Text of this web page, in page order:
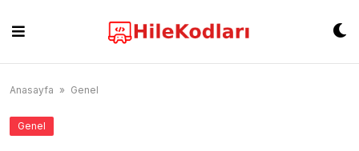
content
Anasayfa » Genel
Genel